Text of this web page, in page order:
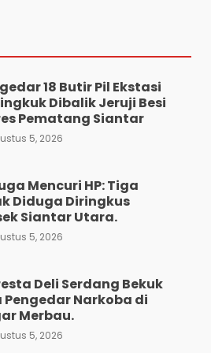
5, 2026
18 Butir Pil Ekstasi
Dibalik Jeruji Besi
Pematang Siantar
5, 2026
Mencuri HP: Tiga
Diduga Diringkus
Siantar Utara.
5, 2026
Deli Serdang Bekuk
Pengedar Narkoba di
Merbau.
5, 2026